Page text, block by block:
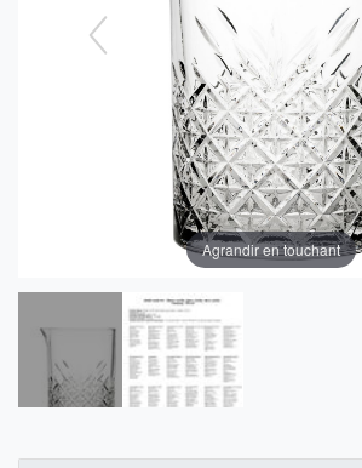
Agrandir en touchant